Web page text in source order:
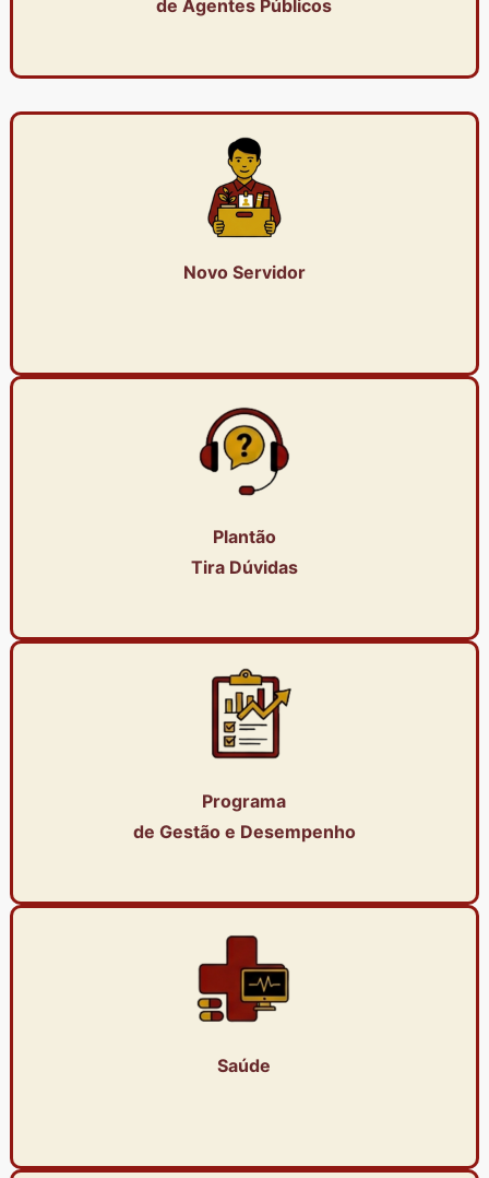
de Agentes Públicos
Novo Servidor
Plantão
Tira Dúvidas
Programa
de Gestão e Desempenho
Saúde